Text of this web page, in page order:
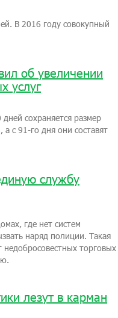
В 2016 году совокупный
об увеличении
услуг
сохраняется размер
с 91-го дня они составят
службу
где нет систем
наряд полиции. Такая
торговых
лезут в карман